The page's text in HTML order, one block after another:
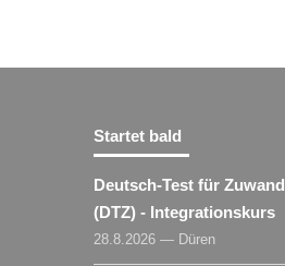
Startet bald
Deutsch-Test für
(DTZ) - Integrationskurs
28.8.2026 — Düren